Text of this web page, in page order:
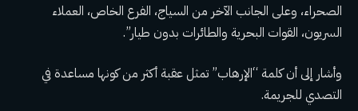
الصحراء، وعلى الجانب الآخر من السياج، الفرع الخاص، العملاء
السريون، القوات البحرية والطائرات بدون طيار”.
وأشار إلى أن كلمة “الإرهاب” تمثل عقبة أكثر من كونها مساعدة في
التصدي للجريمة.